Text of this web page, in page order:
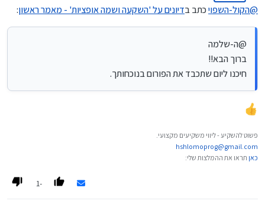
מנותק
@הקול-השפויכתב בדיונים על 'השקעה ושמה אופציות' - מאמר ראשון:
@ה-שלמה
ברוך הבא!!
חיכנו ליום שתכבד את הפורום בנוכחותך.
פשוט להשקיע - ליווי משקיעים מקצועי.
hshlomoprog@gmail.com
כאן תראו את ההמלצות שלי:
-1